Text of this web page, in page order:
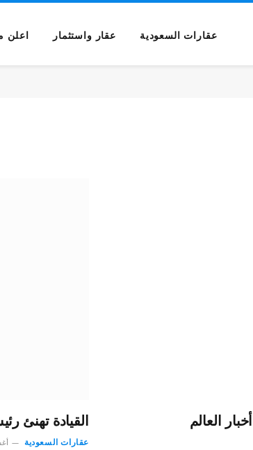
عقارات السعودية عقار واستثمار اعلن
العالم القيادة تهنئ
عقارات السعودية